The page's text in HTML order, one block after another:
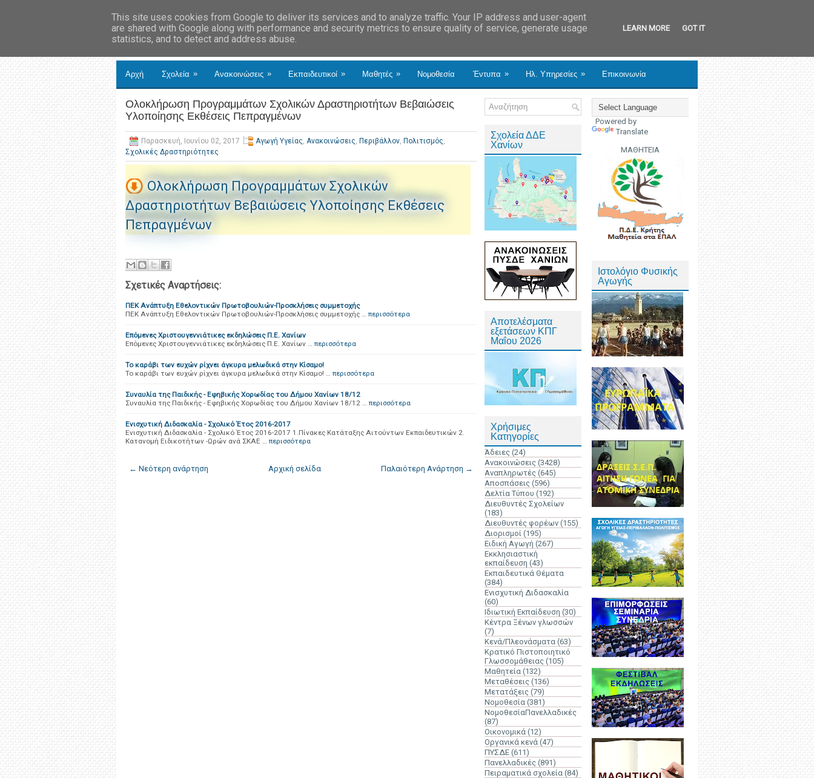
Αρχή Σχολεία » Ανακοινώσεις » Εκπαιδευτικοί » Μαθητές » Νομοθεσία Έντυπα » Ηλ. Υπηρεσίες » Επικοινωνία
Ολοκλήρωση Προγραμμάτων Σχολικών Δραστηριοτήτων Βεβαιώσεις
Υλοποίησης Εκθέσεις Πεπραγμένων
Παρασκευή, Ιουνίου 02, 2017 Αγωγή Υγείας, Ανακοινώσεις, Περιβάλλον, Πολιτισμός,
Σχολικές Δραστηριότητες
Ολοκλήρωση Προγραμμάτων Σχολικών
Δραστηριοτήτων Βεβαιώσεις Υλοποίησης Εκθέσεις
Πεπραγμένων
Σχετικές Αναρτήσεις:
ΠΕΚ Ανάπτυξη Εθελοντικών Πρωτοβουλιών-Προσκλήσεις συμμετοχής
ΠΕΚ Ανάπτυξη Εθελοντικών Πρωτοβουλιών-Προσκλήσεις συμμετοχής … περισσότερα
Επόμενες Χριστουγεννιάτικες εκδηλώσεις Π.Ε. Χανίων
Επόμενες Χριστουγεννιάτικες εκδηλώσεις Π.Ε. Χανίων … περισσότερα
Το καράβι των ευχών ρίχνει άγκυρα μελωδικά στην Κίσαμο!
Το καράβι των ευχών ρίχνει άγκυρα μελωδικά στην Κίσαμο! … περισσότερα
Συναυλία της Παιδικής - Εφηβικής Χορωδίας του Δήμου Χανίων 18/12
Συναυλία της Παιδικής - Εφηβικής Χορωδίας του Δήμου Χανίων 18/12 … περισσότερα
Ενισχυτική Διδασκαλία - Σχολικό Έτος 2016-2017
Ενισχυτική Διδασκαλία - Σχολικό Έτος 2016-2017 1.Πίνακες Κατάταξης Αιτούντων Εκπαιδευτικών 2.
Κατανομή Ειδικοτήτων -Ωρών ανά ΣΚΑΕ … περισσότερα
← Νεότερη ανάρτηση Παλαιότερη Ανάρτηση →
Αρχική σελίδα
Σχολεία ΔΔΕ
Χανίων
Αποτελέσματα
εξετάσεων ΚΠΓ
Μαΐου 2026
Χρήσιμες
Κατηγορίες
Άδειες (24)
Ανακοινώσεις (3428)
Αναπληρωτές (645)
Αποσπάσεις (596)
Δελτία Τύπου (192)
Διευθυντές Σχολείων
(183)
Διευθυντές φορέων (155)
Διορισμοί (195)
Ειδική Αγωγή (267)
Εκκλησιαστική
εκπαίδευση (43)
Εκπαιδευτικά Θέματα
(384)
Ενισχυτική Διδασκαλία
(60)
Ιδιωτική Εκπαίδευση (30)
Κέντρα Ξένων γλωσσών
(7)
Κενά/Πλεονάσματα (63)
Κρατικό Πιστοποιητικό
Γλωσσομάθειας (105)
Μαθητεία (132)
Μεταθέσεις (136)
Μετατάξεις (79)
Νομοθεσία (381)
ΝομοθεσίαΠανελλαδικές
(87)
Οικονομικά (12)
Οργανικά κενά (47)
ΠΥΣΔΕ (611)
Πανελλαδικές (891)
Πειραματικά σχολεία (84)
Powered by
Translate
ΜΑΘΗΤΕΙΑ
Ιστολόγιο Φυσικής
Αγωγής
This site uses cookies from Google to deliver its services and to analyze traffic. Your IP address and user-agent
are shared with Google along with performance and security metrics to ensure quality of service, generate usage
statistics, and to detect and address abuse.
LEARN MORE GOT IT